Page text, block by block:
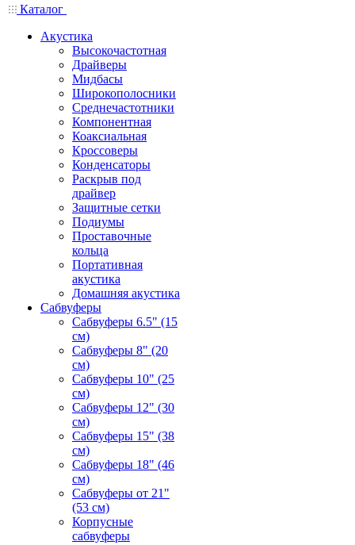
Каталог
Акустика
Высокочастотная
Драйверы
Мидбасы
Широкополосники
Среднечастотники
Компонентная
Коаксиальная
Кроссоверы
Конденсаторы
Раскрыв под
драйвер
Защитные сетки
Подиумы
Проставочные
кольца
Портативная
акустика
Домашняя акустика
Сабвуферы
Сабвуферы 6.5" (15
см)
Сабвуферы 8" (20
см)
Сабвуферы 10" (25
см)
Сабвуферы 12" (30
см)
Сабвуферы 15" (38
см)
Сабвуферы 18" (46
см)
Сабвуферы от 21"
(53 см)
Корпусные
сабвуферы